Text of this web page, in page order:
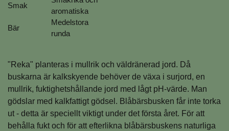
Smak
aromatiska
Bär
Medelstora
runda
"Reka" planteras i mullrik och väldränerad jord. Då
buskarna är kalkskyende behöver de växa i surjord, en
mullrik, fuktighetshållande jord med lågt pH-värde. Man
gödslar med kalkfattigt gödsel. Blåbärsbusken får inte torka
ut - detta är speciellt viktigt under det första året. För att
behålla fukt och för att efterlikna blåbärsbuskens naturliga